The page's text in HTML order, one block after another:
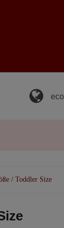
eco
/ Toddler Size